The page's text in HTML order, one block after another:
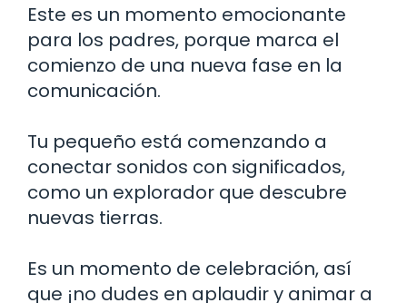
Este es un momento emocionante
para los padres, porque marca el
comienzo de una nueva fase en la
comunicación.
Tu pequeño está comenzando a
conectar sonidos con significados,
como un explorador que descubre
nuevas tierras.
Es un momento de celebración, así
que ¡no dudes en aplaudir y animar a